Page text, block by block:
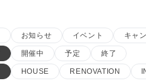
お知らせ イベント キャ
開催中 予定 終了
HOUSE RENOVATION